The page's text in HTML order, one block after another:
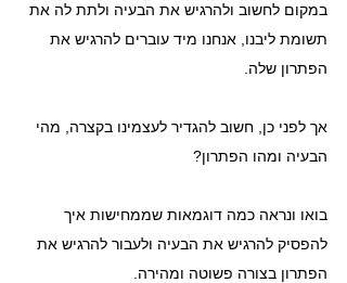
במקום לחשוב ולהרגיש את הבעיה ולתת לה את
תשומת ליבנו, אנחנו מיד עוברים להרגיש את
הפתרון שלה.
אך לפני כן, חשוב להגדיר לעצמינו בקצרה, מהי
הבעיה ומהו הפתרון?
בואו ונראה כמה דוגמאות שממחישות איך
להפסיק להרגיש את הבעיה ולעבור להרגיש את
הפתרון בצורה פשוטה ומהירה.